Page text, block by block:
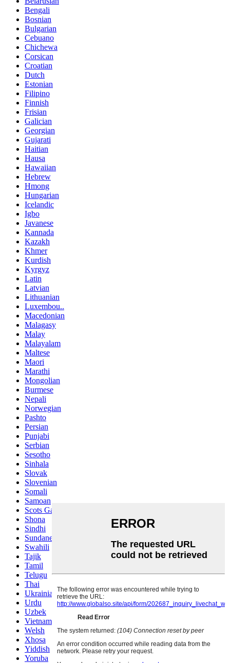
Bengali
Bosnian
Bulgarian
Cebuano
Chichewa
Corsican
Croatian
Dutch
Estonian
Filipino
Finnish
Frisian
Galician
Georgian
Gujarati
Haitian
Hausa
Hawaiian
Hebrew
Hmong
Hungarian
Icelandic
Igbo
Javanese
Kannada
Kazakh
Khmer
Kurdish
Kyrgyz
Latin
Latvian
Lithuanian
Luxembou..
Macedonian
Malagasy
Malay
Malayalam
Maltese
Maori
Marathi
Mongolian
Burmese
Nepali
Norwegian
Pashto
Persian
Punjabi
Serbian
Sesotho
Sinhala
Slovak
Slovenian
Somali
Samoan
Scots Gaelic
Shona
Sindhi
Sundanese
Swahili
Tajik
Tamil
Telugu
Thai
Ukrainian
Urdu
Uzbek
Vietnamese
Welsh
Xhosa
Yiddish
Yoruba